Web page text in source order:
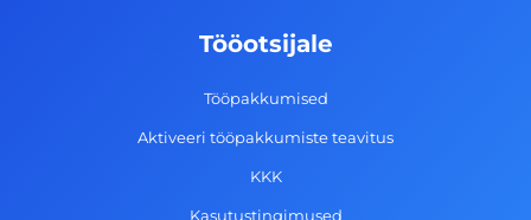
-
g
a
m
d
n
Tööotsijale
Tööpakkumised
Aktiveeri tööpakkumiste teavitus
KKK
Kasutustingimused